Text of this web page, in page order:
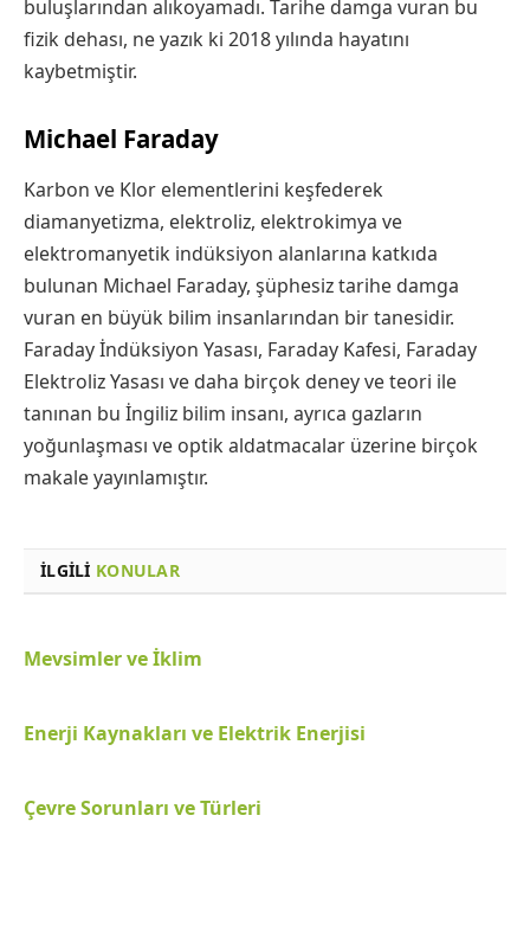
buluşlarından alıkoyamadı. Tarihe damga vuran bu
fizik dehası, ne yazık ki 2018 yılında hayatını
kaybetmiştir.
Michael Faraday
Karbon ve Klor elementlerini keşfederek
diamanyetizma, elektroliz, elektrokimya ve
elektromanyetik indüksiyon alanlarına katkıda
bulunan Michael Faraday, şüphesiz tarihe damga
vuran en büyük bilim insanlarından bir tanesidir.
Faraday İndüksiyon Yasası, Faraday Kafesi, Faraday
Elektroliz Yasası ve daha birçok deney ve teori ile
tanınan bu İngiliz bilim insanı, ayrıca gazların
yoğunlaşması ve optik aldatmacalar üzerine birçok
makale yayınlamıştır.
İLGILI KONULAR
Mevsimler ve İklim
Enerji Kaynakları ve Elektrik Enerjisi
Çevre Sorunları ve Türleri